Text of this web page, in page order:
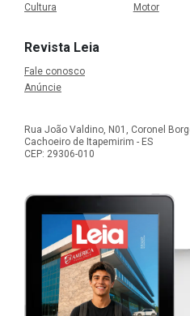
Cultura
Motor
Revista Leia
Fale conosco
Anúncie
Rua João Valdino, N01, Coronel
Cachoeiro de Itapemirim - ES
CEP: 29306-010